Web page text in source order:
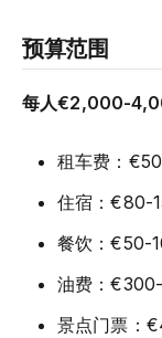
预算范围
每人€2,000-
租车费：
住宿：€80-
餐饮：€50-
油费：
景点门票：